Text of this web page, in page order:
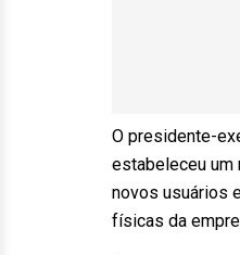
O presidente-
estabeleceu um
novos usuários
físicas da